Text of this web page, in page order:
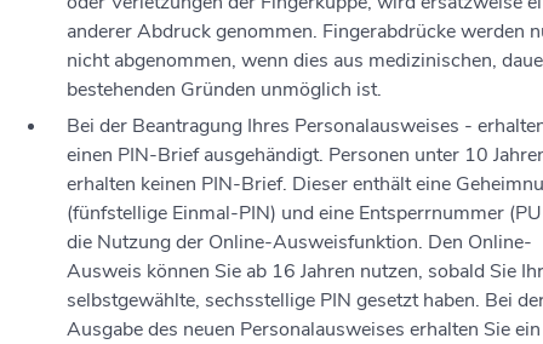
anderer Abdruck genommen. Fingerabdrücke werden
nicht abgenommen, wenn dies aus medizinischen,
bestehenden Gründen unmöglich ist.
Bei der Beantragung Ihres Personalausweises -
einen PIN-Briefausgehändigt. Personen unter 10
erhalten keinen PIN-Brief. Dieser enthält eine
(fünfstellige Einmal-PIN) und eine Entsperrnummer
die Nutzung der Online-Ausweisfunktion. Den Online-
Ausweis können Sie ab 16 Jahren nutzen, sobald Sie
selbstgewählte, sechsstellige PIN gesetzt haben. Bei
Ausgabe des neuen Personalausweises erhalten Sie ein